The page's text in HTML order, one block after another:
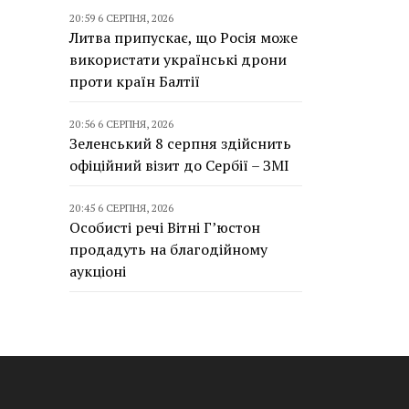
20:59 6 СЕРПНЯ, 2026
Литва припускає, що Росія може
використати українські дрони
проти країн Балтії
20:56 6 СЕРПНЯ, 2026
Зеленський 8 серпня здійснить
офіційний візит до Сербії – ЗМІ
20:45 6 СЕРПНЯ, 2026
Особисті речі Вітні Г’юстон
продадуть на благодійному
аукціоні